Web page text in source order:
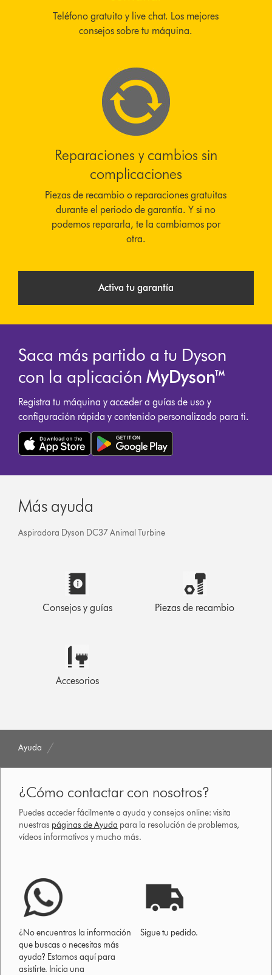
Teléfono gratuito y live chat. Los mejores
consejos sobre tu máquina.
Reparaciones y cambios sin
complicaciones
Piezas de recambio o reparaciones gratuitas
durante el periodo de garantía. Y si no
podemos repararla, te la cambiamos por
otra.
Activa tu garantía
Saca más partido a tu Dyson
con la aplicaciónMyDyson™
Registra tu máquina y acceder a guías de uso y
configuración rápida y contenido personalizado para ti.
Más ayuda
Aspiradora Dyson DC37 Animal Turbine
Consejos y guías Piezas de recambio
Accesorios
Ayuda
¿Cómo contactar con nosotros?
Puedes acceder fácilmente a ayuda y consejos online: visita
nuestras páginas de Ayuda para la resolución de problemas,
vídeos informativos y mucho más.
¿No encuentras la información
que buscas o necesitas más
ayuda? Estamos aquí para
asistirte. Inicia una
Sigue tu pedido.